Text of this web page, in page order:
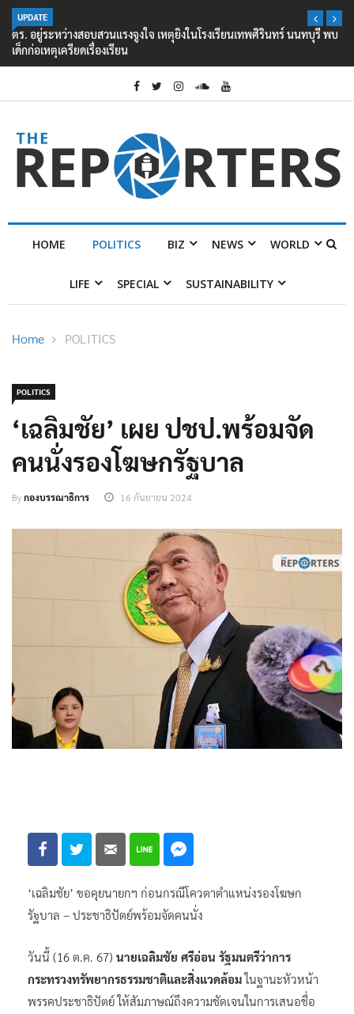
UPDATE
ตร. อยู่ระหว่างสอบสวนแรงจูงใจ เหตุยิงในโรงเรียนเทพศิรินทร์ นนทบุรี พบ
เด็กก่อเหตุเครียดเรื่องเรียน
HOME POLITICS BIZ NEWS WORLD
LIFE SPECIAL SUSTAINABILITY
Home POLITICS
POLITICS
‘เฉลิมชัย’ เผย ปชป.พร้อมจัด
คนนั่งรองโฆษกรัฐบาล
Byกองบรรณาธิการ 16 กันยายน 2024
‘เฉลิมชัย’ ขอคุยนายกฯ ก่อนกรณีโควตาตำแหน่งรองโฆษก
รัฐบาล – ประชาธิปัตย์พร้อมจัดคนนั่ง
วันนี้ (16 ต.ค. 67) นายเฉลิมชัย ศรีอ่อน รัฐมนตรี​ว่าการ​
กระทรวง​ทรัพยากรธรรมชาติและสิ่งแวดล้อมในฐานะหัวหน้า
พรรคประชาธิปัตย์ ให้สัมภาษณ์ถึงความชัดเจนในการเสนอชื่อ